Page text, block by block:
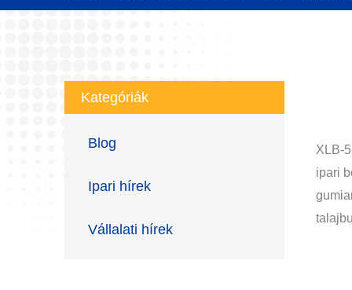
Kategóriák
Blog
Ipari hírek
Vállalati hírek
XLB-
ipari